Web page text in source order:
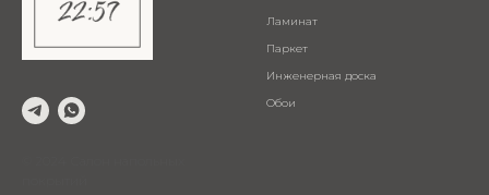
Ламинат
Паркет
Инженерная доска
Обои